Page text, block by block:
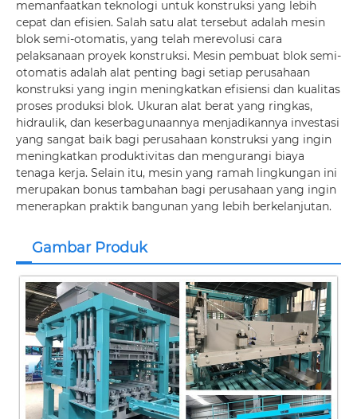
memanfaatkan teknologi untuk konstruksi yang lebih
cepat dan efisien. Salah satu alat tersebut adalah mesin
blok semi-otomatis, yang telah merevolusi cara
pelaksanaan proyek konstruksi. Mesin pembuat blok semi-
otomatis adalah alat penting bagi setiap perusahaan
konstruksi yang ingin meningkatkan efisiensi dan kualitas
proses produksi blok. Ukuran alat berat yang ringkas,
hidraulik, dan keserbagunaannya menjadikannya investasi
yang sangat baik bagi perusahaan konstruksi yang ingin
meningkatkan produktivitas dan mengurangi biaya
tenaga kerja. Selain itu, mesin yang ramah lingkungan ini
merupakan bonus tambahan bagi perusahaan yang ingin
menerapkan praktik bangunan yang lebih berkelanjutan.
Gambar Produk